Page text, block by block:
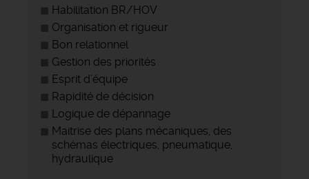
Habilitation BR/HOV
Organisation et rigueur
Bon relationnel
Gestion des priorités
Esprit d’équipe
Rapidité de décision
Logique de dépannage
Maitrise des plans mécaniques, des
schémas électriques, pneumatique,
hydraulique